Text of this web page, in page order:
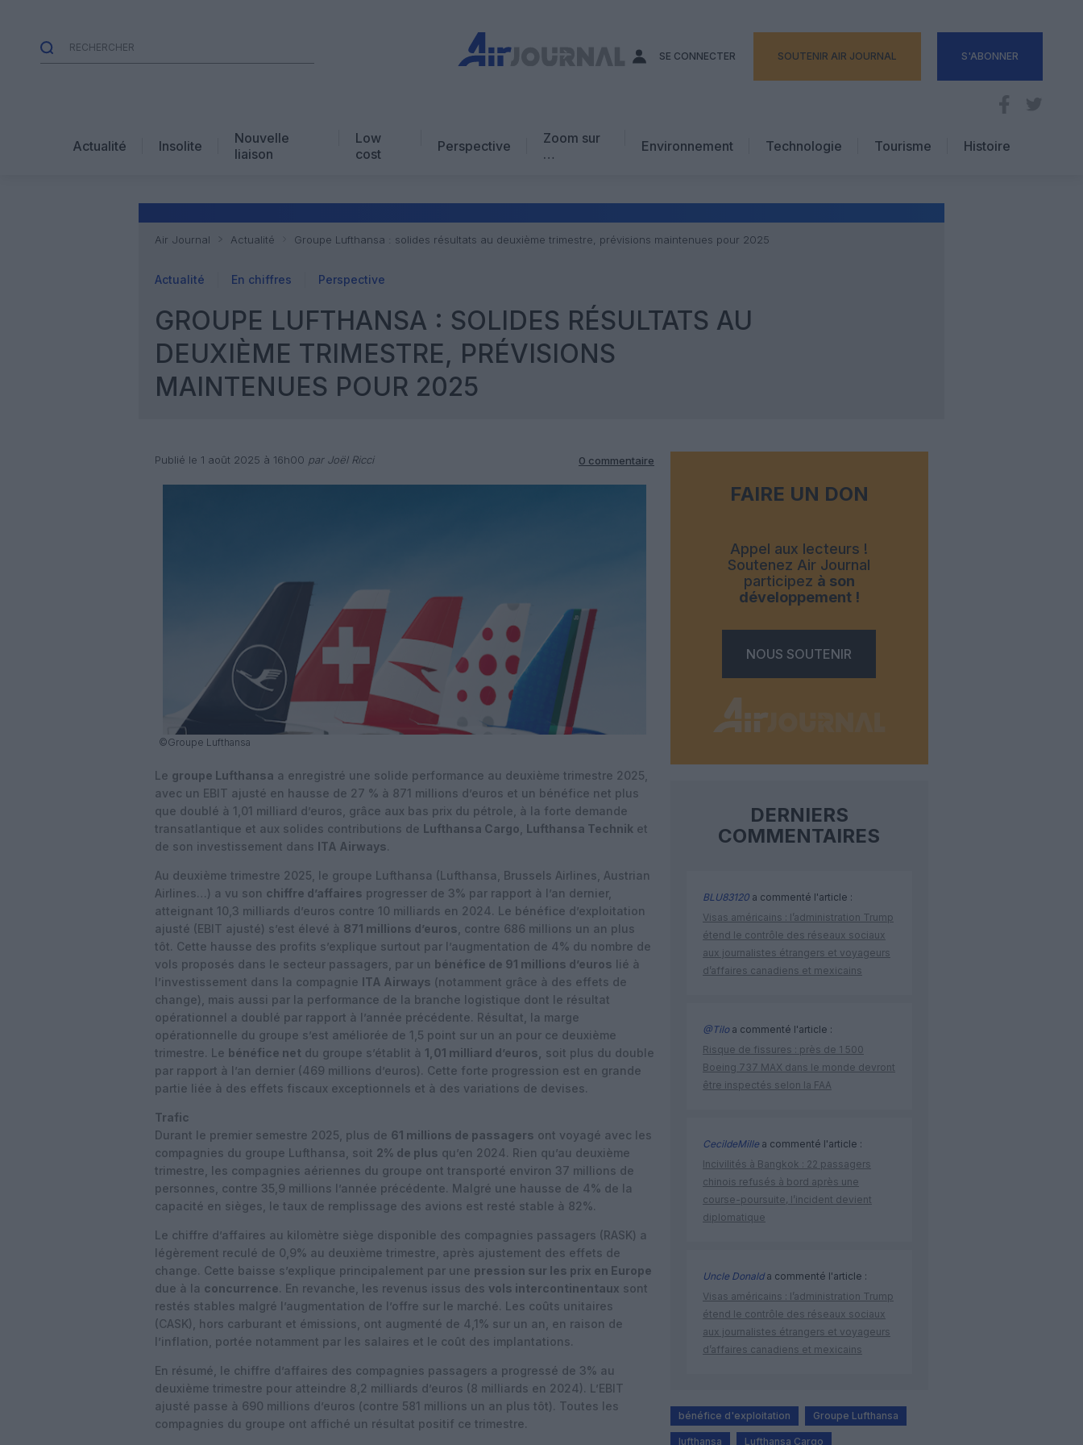
SE CONNECTER SOUTENIR AIR JOURNAL S'ABONNER
Actualité Insolite
Nouvelle
liaison
Low
cost
Perspective
Zoom sur
…
Avis d’expert
Environnement Technologie
Tourisme
Hôtellerie
Histoire
Air Journal Actualité Groupe Lufthansa : solides résultats au deuxième trimestre, prévisions maintenues pour 2025
Actualité En chiffres Perspective
GROUPE LUFTHANSA : SOLIDES RÉSULTATS AU
DEUXIÈME TRIMESTRE, PRÉVISIONS
MAINTENUES POUR 2025
Publié le 1 août 2025 à 16h00 par Joël Ricci 0 commentaire
©Groupe Lufthansa
Le groupe Lufthansa a enregistré une solide performance au deuxième trimestre 2025,
avec un EBIT ajusté en hausse de 27 % à 871 millions d’euros et un bénéfice net plus
que doublé à 1,01 milliard d’euros, grâce aux bas prix du pétrole, à la forte demande
transatlantique et aux solides contributions de Lufthansa Cargo Lufthansa Technik et
de son investissement dans ITA Airways.
Au deuxième trimestre 2025, le groupe Lufthansa (Lufthansa, Brussels Airlines, Austrian
Airlines…) a vu son chiffre d’affaires progresser de 3% par rapport à l’an dernier,
atteignant 10,3 milliards d’euros contre 10 milliards en 2024. Le bénéfice d’exploitation
ajusté (EBIT ajusté) s’est élevé à 871 millions d’euros , contre 686 millions un an plus
tôt. Cette hausse des profits s’explique surtout par l’augmentation de 4% du nombre de
vols proposés dans le secteur passagers, par un bénéfice de 91 millions d’euros lié à
l’investissement dans la compagnie ITA Airways (notamment grâce à des effets de
change), mais aussi par la performance de la branche logistique dont le résultat
opérationnel a doublé par rapport à l’année précédente. Résultat, la marge
opérationnelle du groupe s’est améliorée de 1,5 point sur un an pour ce deuxième
trimestre. Le bénéfice net du groupe s’établit à 1,01 milliard d’euros,
soit plus du double
par rapport à l’an dernier (469 millions d’euros). Cette forte progression est en grande
partie liée à des effets fiscaux exceptionnels et à des variations de devises.
Trafic
Durant le premier semestre 2025, plus de 61 millions de passagers ont voyagé avec les
compagnies du groupe Lufthansa, soit 2% de plus qu’en 2024. Rien qu’au deuxième
trimestre, les compagnies aériennes du groupe ont transporté environ 37 millions de
personnes, contre 35,9 millions l’année précédente. Malgré une hausse de 4% de la
capacité en sièges, le taux de remplissage des avions est resté stable à 82%.
Le chiffre d’affaires au kilomètre siège disponible des compagnies passagers (RASK) a
légèrement reculé de 0,9% au deuxième trimestre, après ajustement des effets de
change. Cette baisse s’explique principalement par une pression sur les prix en Europe
due à la concurrence. En revanche, les revenus issus des vols intercontinentaux sont
restés stables malgré l’augmentation de l’offre sur le marché. Les coûts unitaires
(CASK), hors carburant et émissions, ont augmenté de 4,1% sur un an, en raison de
l’inflation, portée notamment par les salaires et le coût des implantations.
En résumé, le chiffre d’affaires des compagnies passagers a progressé de 3% au
deuxième trimestre pour atteindre 8,2 milliards d’euros (8 milliards en 2024). L’EBIT
ajusté passe à 690 millions d’euros (contre 581 millions un an plus tôt). Toutes les
compagnies du groupe ont affiché un résultat positif ce trimestre.
FAIRE UN DON
Appel aux lecteurs !
Soutenez Air Journal
participez à son
développement !
NOUS SOUTENIR
DERNIERS
COMMENTAIRES
BLU83120 a commenté l'article :
Visas américains : l’administration Trump
étend le contrôle des réseaux sociaux
aux journalistes étrangers et voyageurs
d’affaires canadiens et mexicains
@Tiloa commenté l'article :
Risque de fissures : près de 1 500
Boeing 737 MAX dans le monde devront
être inspectés selon la FAA
CecildeMillea commenté l'article :
Incivilités à Bangkok : 22 passagers
chinois refusés à bord après une
course-poursuite, l’incident devient
diplomatique
Uncle Donalda commenté l'article :
Visas américains : l’administration Trump
étend le contrôle des réseaux sociaux
aux journalistes étrangers et voyageurs
d’affaires canadiens et mexicains
bénéfice d'exploitation Groupe Lufthansa
lufthansa Lufthansa Cargo